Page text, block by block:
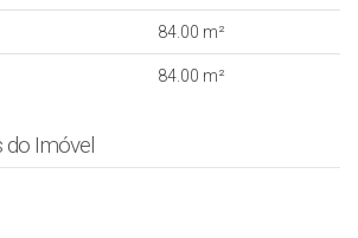
84.00 m²
84.00 m²
do Imóvel